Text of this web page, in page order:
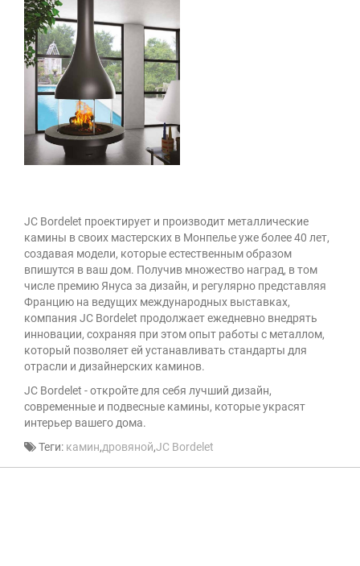
JC Bordelet проектирует и производит металлические
камины в своих мастерских в Монпелье уже более 40 лет,
создавая модели, которые естественным образом
впишутся в ваш дом. Получив множество наград, в том
числе премию Януса за дизайн, и регулярно представляя
Францию на ведущих международных выставках,
компания JC Bordelet продолжает ежедневно внедрять
инновации, сохраняя при этом опыт работы с металлом,
который позволяет ей устанавливать стандарты для
отрасли и дизайнерских каминов.
JC Bordelet - откройте для себя лучший дизайн,
современные и подвесные камины, которые украсят
интерьер вашего дома.
Теги: камин,дровяной,JC Bordelet